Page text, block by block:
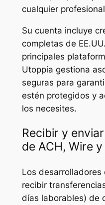
cualquier
Su cuenta incluye
completas de
principales
Utoppia gestiona
seguras para
estén protegidos y
los necesites.
Recibir y
de ACH, Wire
Los
recibir
días laborables) de